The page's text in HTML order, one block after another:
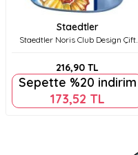
Staedtler
Staedtler Noris Club Design Çift
216,90 TL
Sepette %20 indirim
173,52 TL